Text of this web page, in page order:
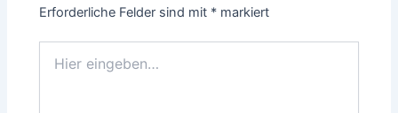
Erforderliche Felder sind mit * markiert
eingeben…